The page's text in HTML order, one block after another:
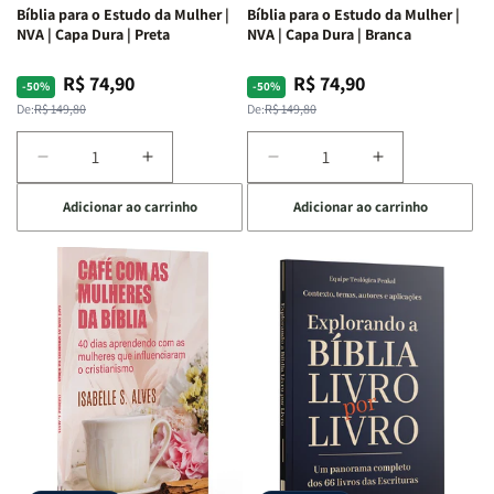
Bíblia para o Estudo da Mulher |
NVA | Capa Dura | Preta
-50%
Preço
normal
De:R$ 149,80
Preço
promocional
R$ 74,90
Diminuir
a
quantidade
de
Bíblia
para
Estudo
da
Mulher
NVA
Capa
Aumentar
a
quantidade
de
Bíblia
para
o
Estudo
da
Mulher
|
NVA
|
Capa
Adicionar ao carrinho
Bíblia para o Estudo da Mulher |
NVA | Capa Dura | Branca
-50%
Preço
normal
De:R$ 149,80
Preço
promocional
R$ 74,90
Diminuir
a
quantidade
de
Bíblia
o
Estudo
da
Mulher
NVA
Capa
Aumentar
a
quantidade
de
Bíblia
para
o
Estudo
Mulher
|
NVA
|
Capa
Adicionar ao carrinho